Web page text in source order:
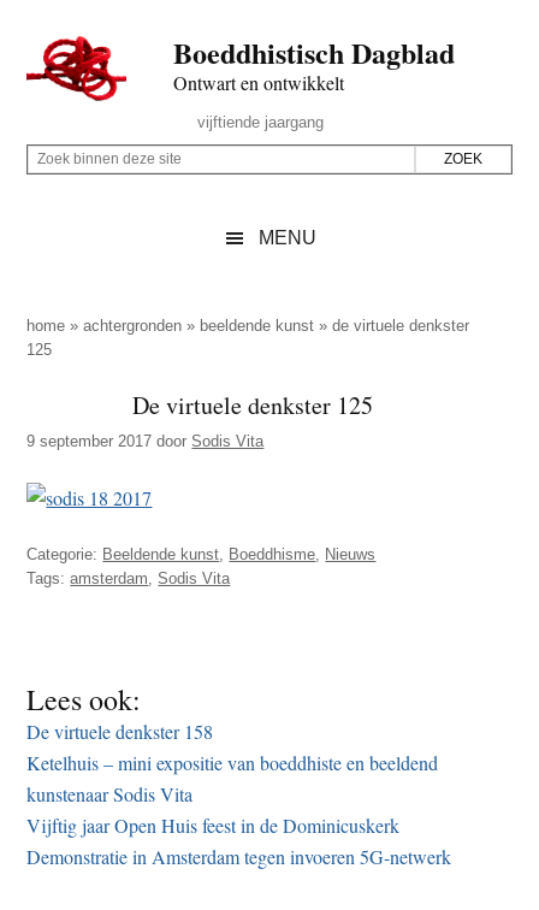
naar
de
inhoud
secondary
naar
de
sidebar
naar
de
Boeddhistisch Dagblad
Ontwart en ontwikkelt
Rechts
vijftiende jaargang
Z
p
d
z
s
t
Z
i
n
n
e
e
e
MENU
home »achtergronden » beeldende kunst »de virtuele denkster
125
De virtuele denkster 125
9 september 2017 doorSodis Vita
Categorie: Beeldende kunst Boeddhisme Nieuws
Tags:amsterdam ,Sodis Vita
Lees ook:
De virtuele denkster 158
Ketelhuis – mini expositie van boeddhiste en beeldend
kunstenaar Sodis Vita
Vijftig jaar Open Huis feest in de Dominicuskerk
Demonstratie in Amsterdam tegen invoeren 5G-netwerk